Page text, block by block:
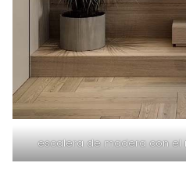
escalera de madera con el